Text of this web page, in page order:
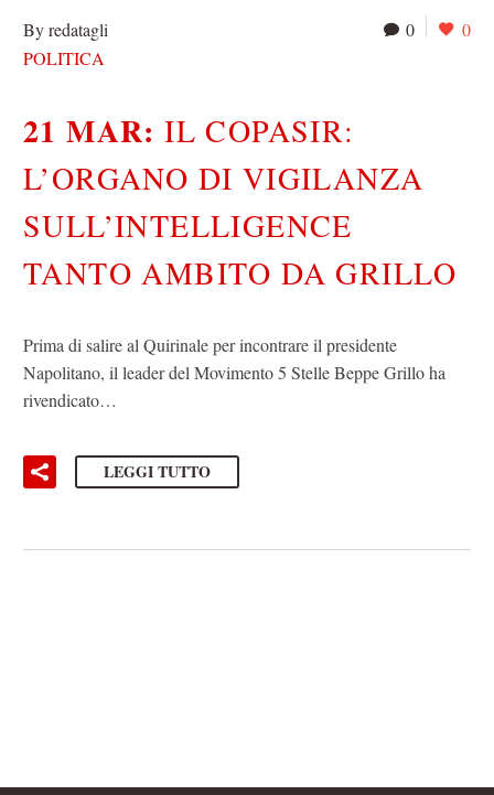
0 0
By redatagli
POLITICA
21 MAR:IL COPASIR:
L’ORGANO DI VIGILANZA
SULL’INTELLIGENCE
TANTO AMBITO DA GRILLO
Prima di salire al Quirinale per incontrare il presidente
Napolitano, il leader del Movimento 5 Stelle Beppe Grillo ha
rivendicato…
LEGGI TUTTO